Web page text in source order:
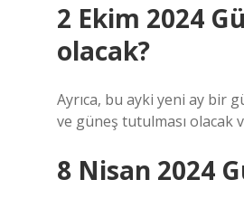
2 Ekim 2024
olacak?
Ayrıca, bu ayki yeni ay bir
ve güneş tutulması olacak
8 Nisan 2024